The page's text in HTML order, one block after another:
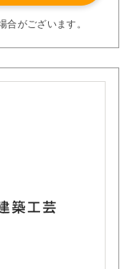
境を実現していま
示しています。
がございます。